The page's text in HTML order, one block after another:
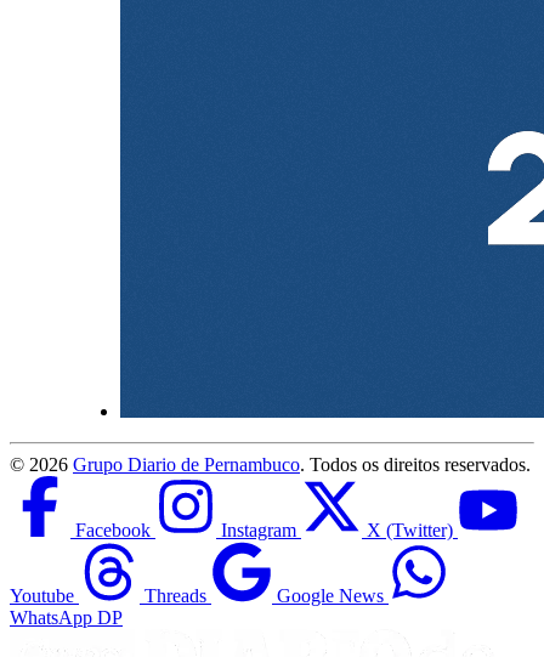
© 2026 Grupo Diario de Pernambuco. Todos os direitos reservados.
Facebook Instagram X (Twitter)
Youtube Threads
Google News
WhatsApp DP